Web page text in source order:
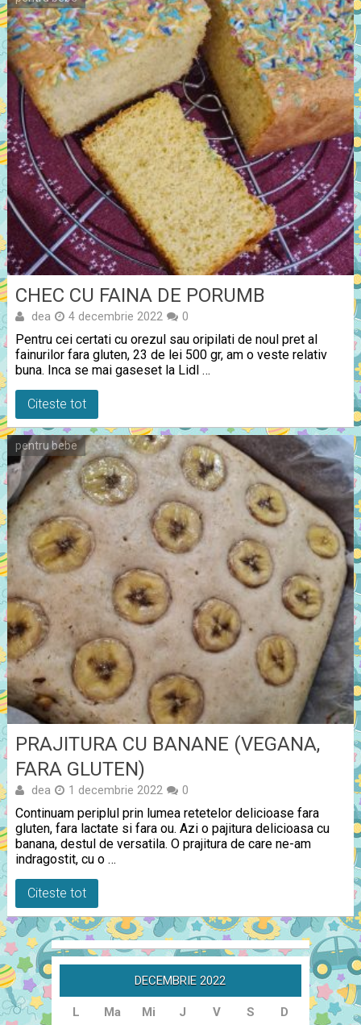
CHEC CU FAINA DE PORUMB
dea 4 decembrie 2022 0
Pentru cei certati cu orezul sau oripilati de noul pret al
fainurilor fara gluten, 23 de lei 500 gr, am o veste relativ
buna. Inca se mai gaseset la Lidl …
Citeste tot
pentru bebe
PRAJITURA CU BANANE (VEGANA,
FARA GLUTEN)
dea 1 decembrie 2022 0
Continuam periplul prin lumea retetelor delicioase fara
gluten, fara lactate si fara ou. Azi o pajitura delicioasa cu
banana, destul de versatila. O prajitura de care ne-am
indragostit, cu o …
Citeste tot
DECEMBRIE 2022
L Ma Mi J V S D